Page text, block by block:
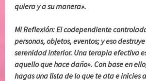
quiera y a su manera».
Mi Reflexión: El codependiente
personas, objetos, eventos; y eso
serenidad interior. Una terapia efectiva
aquello que hace daño». Con base en
hagas una lista de lo que te ata e inicies